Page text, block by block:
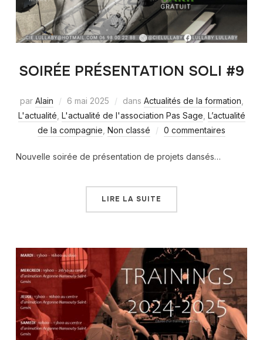
SOIRÉE PRÉSENTATION SOLI #9
par Alain 6 mai 2025 dans Actualités de la formation
L'actualité L'actualité de l'association Pas Sage L’actualité
de la compagnie Non classé 0 commentaires
Nouvelle soirée de présentation de projets dansés…
LIRE LA SUITE